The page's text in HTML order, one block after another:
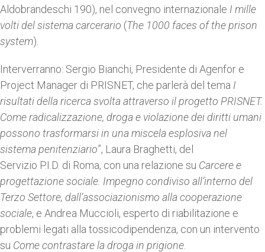
Aldobrandeschi 190), nel convegno internazionale I mille
volti del sistema carcerario (The 1000 faces of the prison
system).
Interverranno: Sergio Bianchi, Presidente di Agenfor e
Project Manager di PRISNET, che parlerà del tema I
risultati della ricerca svolta attraverso il progetto PRISNET.
Come radicalizzazione, droga e violazione dei diritti umani
possono trasformarsi in una miscela esplosiva nel
sistema penitenziario”, Laura Braghetti, del
Servizio P.I.D. di Roma, con una relazione su Carcere e
progettazione sociale. Impegno condiviso all’interno del
Terzo Settore, dall’associazionismo alla cooperazione
sociale, e Andrea Muccioli, esperto di riabilitazione e
problemi legati alla tossicodipendenza, con un intervento
su Come contrastare la droga in prigione